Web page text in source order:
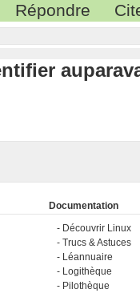
Répondre
Documentation
Découvrir Linux
Trucs & Astuces
Léannuaire
Logithèque
Pilothèque